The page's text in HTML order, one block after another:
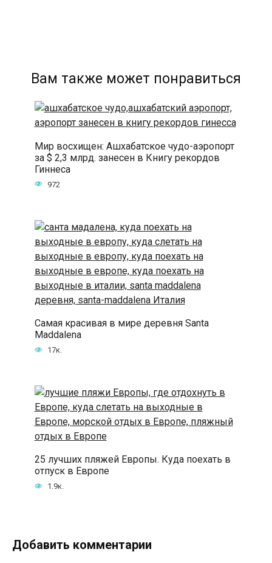
Вам также может понравиться
Мир восхищен: Ашхабатское чудо-аэропорт
за $ 2,3 млрд. занесен в Книгу рекордов
Гиннеса
972
Самая красивая в мире деревня Santa
Maddalena
17к.
25 лучших пляжей Европы. Куда поехать в
отпуск в Европе
1.9к.
Добавить комментарии